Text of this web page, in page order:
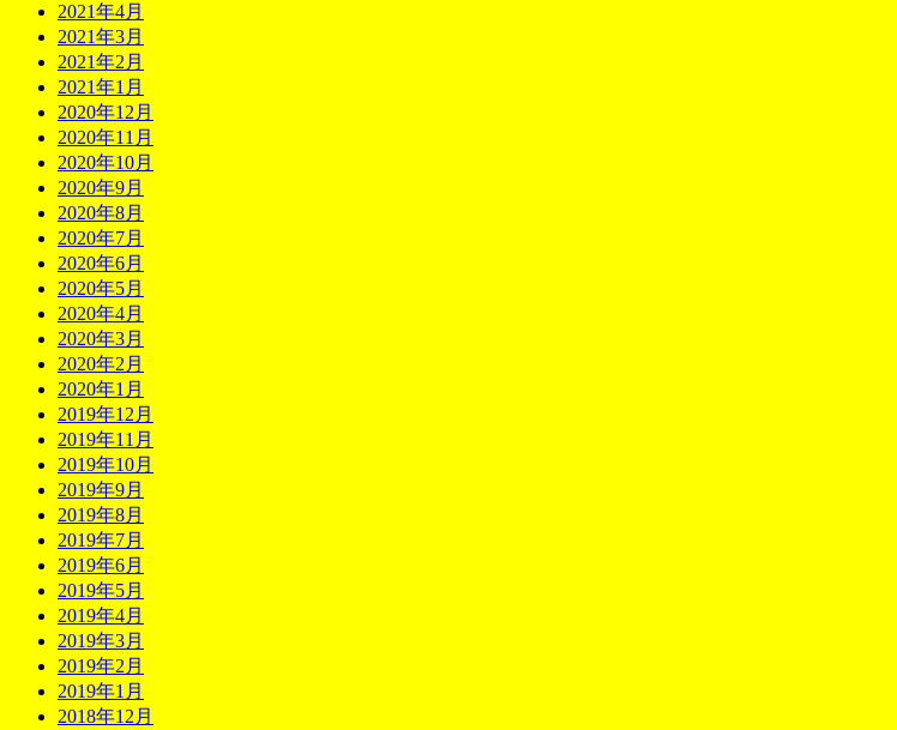
2021年4月
2021年3月
2021年2月
2021年1月
2020年12月
2020年11月
2020年10月
2020年9月
2020年8月
2020年7月
2020年6月
2020年5月
2020年4月
2020年3月
2020年2月
2020年1月
2019年12月
2019年11月
2019年10月
2019年9月
2019年8月
2019年7月
2019年6月
2019年5月
2019年4月
2019年3月
2019年2月
2019年1月
2018年12月